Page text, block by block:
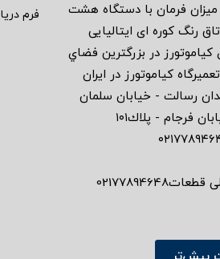
ميزان فرمان با دستگاه هشت
رنگ كوره اى ايتاليايى
كياموتورز در بزرگترين فضاي
كياموتورز در ايران
رسالت - خيابان سلمان
فرجام - پلاك١٠١
فرم